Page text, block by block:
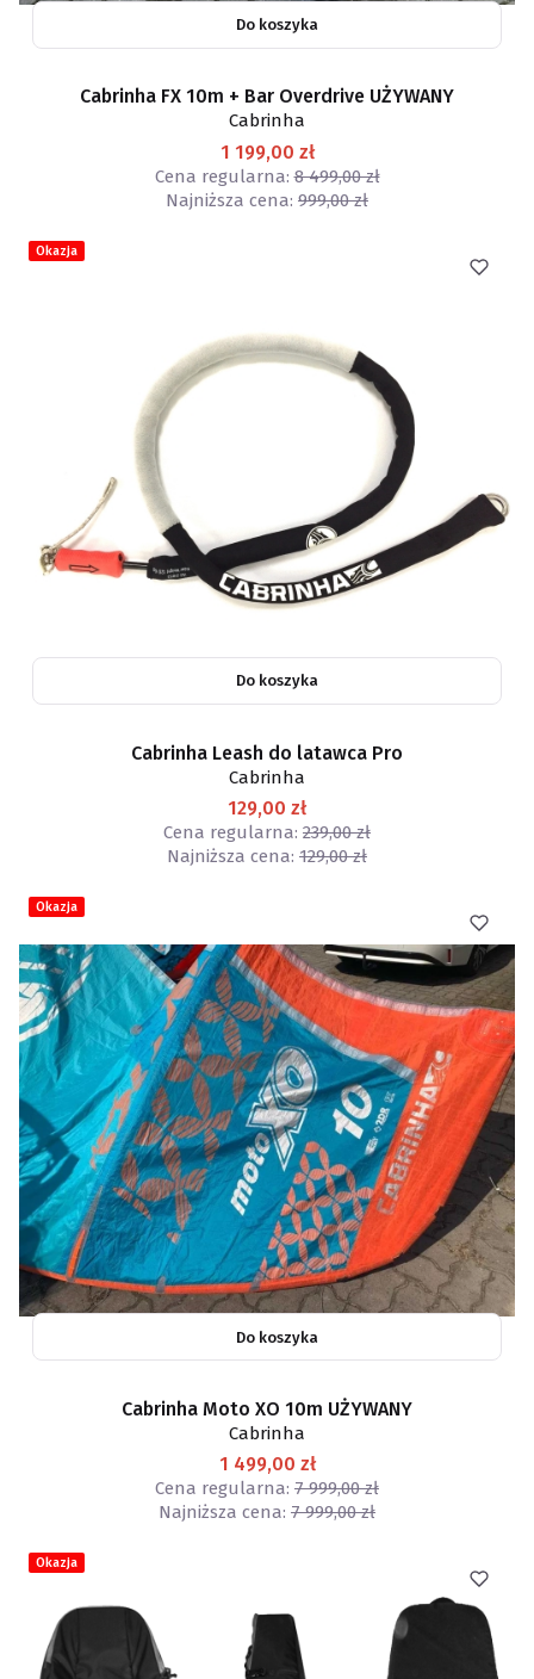
Do koszyka
Cabrinha FX 10m + Bar Overdrive UŻYWANY
Cabrinha
1 199,00 zł
Cena regularna: 8 499,00 zł
Najniższa cena: 999,00 zł
Okazja
Do koszyka
Cabrinha Leash do latawca Pro
Cabrinha
129,00 zł
Cena regularna: 239,00 zł
Najniższa cena: 129,00 zł
Okazja
Do koszyka
Cabrinha Moto XO 10m UŻYWANY
Cabrinha
1 499,00 zł
Cena regularna: 7 999,00 zł
Najniższa cena: 7 999,00 zł
Okazja